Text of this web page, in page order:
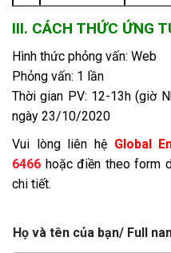
III. CÁCH THỨC ỨNG
Hình thức phỏng vấn: Web
Phỏng vấn: 1 lần
Thời gian PV: 12-13h (giờ
ngày 23/10/2020
Vui lòng liên hệ Global
6466 hoặc điền theo form
chi tiết.
Họ và tên của bạn/ Full